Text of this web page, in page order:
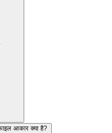
आकार क्या है?